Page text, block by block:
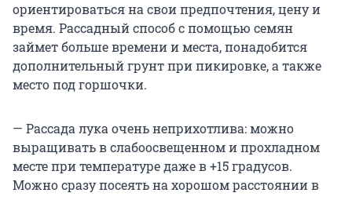
ориентироваться на свои предпочтения, цену и
время. Рассадный способ с помощью семян
займет больше времени и места, понадобится
дополнительный грунт при пикировке, а также
место под горшочки.
— Рассада лука очень неприхотлива: можно
выращивать в слабоосвещенном и прохладном
месте при температуре даже в +15 градусов.
Можно сразу посеять на хорошом расстоянии в